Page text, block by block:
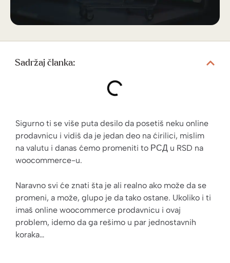
Sadržaj članka:
Sigurno ti se više puta desilo da posetiš neku online
prodavnicu i vidiš da je jedan deo na ćirilici, mislim
na valutu i danas ćemo promeniti to РСД u RSD na
woocommerce-u.
Naravno svi će znati šta je ali realno ako može da se
promeni, a može, glupo je da tako ostane. Ukoliko i ti
imaš online woocommerce prodavnicu i ovaj
problem, idemo da ga rešimo u par jednostavnih
koraka…